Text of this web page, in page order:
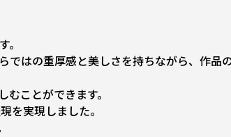
はの重厚感と美しさを持ちながら、作品
ことができます。
を実現しました。